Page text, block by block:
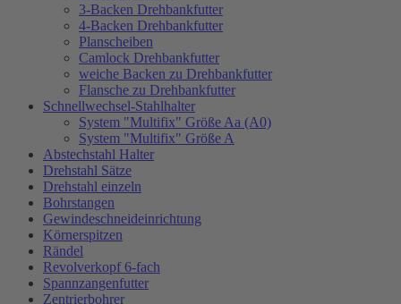
3-Backen Drehbankfutter
4-Backen Drehbankfutter
Planscheiben
Camlock Drehbankfutter
weiche Backen zu Drehbankfutter
Flansche zu Drehbankfutter
Schnellwechsel-Stahlhalter
System "Multifix" Größe Aa (A0)
System "Multifix" Größe A
Abstechstahl Halter
Drehstahl Sätze
Drehstahl einzeln
Bohrstangen
Gewindeschneideinrichtung
Körnerspitzen
Rändel
Revolverkopf 6-fach
Spannzangenfutter
Zentrierbohrer